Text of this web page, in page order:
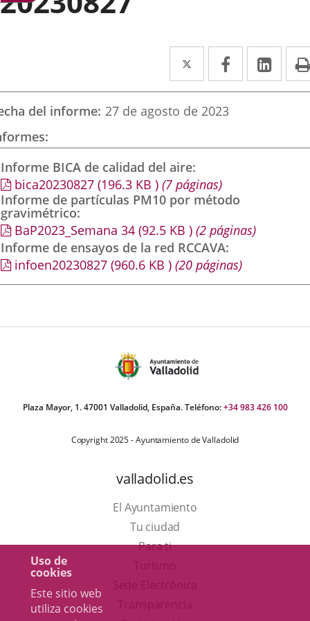
Uso de
cookies
Este sitio web
utiliza cookies
Twitter
Enlace
a
una
externa.
Facebook
Enlace
a
externa.
a
del informe 27 de agosto de 2023
Informe BICA de calidad del aire
bica20230827 (196.3 KB ) (7 páginas)
Informe de partículas PM10 por método
gravimétrico
BaP2023_Semana 34 (92.5 KB ) (2 páginas)
Informe de ensayos de la red RCCAVA
infoen20230827 (960.6 KB ) (20 páginas)
Plaza Mayor, 1. 47001 Valladolid, España. Teléfono:+34 983 426 100
Copyright 2025 - Ayuntamiento de Valladolid
valladolid.es
El Ayuntamiento
Tu ciudad
Para ti